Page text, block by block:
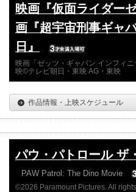
映画『仮面ライダー
画『超宇宙刑事ギャ
日』
映画「ゼッツ・ギャバン インフィ
映©テレビ朝日・東映 AG・東映
作品情報・上映スケジュール
パウ・パトロール ザ
PAW Patrol: The Dino Movie
©2026 Paramount Pictures. All